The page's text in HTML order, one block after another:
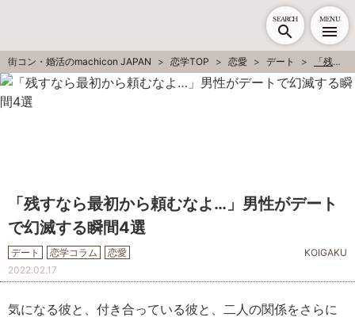
SEARCH MENU
街コン・婚活のmachicon JAPAN 恋学TOP 恋愛 デート 「残すなら最初から頼むなよ…」男性がデートで幻滅する瞬間4選
「残すなら最初から頼むなよ…」男性がデート
で幻滅する瞬間4選
デート 恋学コラム 恋愛
KOIGAKU
2022.02.17
気になる彼と、付き合っている彼と、二人の関係をさらに